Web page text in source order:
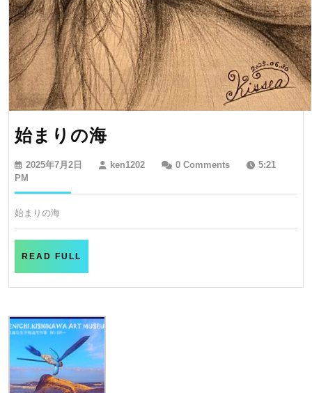
始まりの海始
の
2025年7月2日 2025
日
ken1202ken12020 Comments
5:21
PM
始まりの海
READ FULL